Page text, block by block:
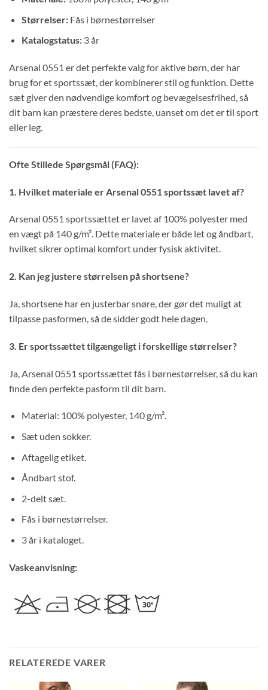
Størrelser:Fås i børnestørrelser
Katalogstatus:3 år
Arsenal 0551 er det perfekte valg for aktive børn, der har
brug for et sportssæt, der kombinerer stil og funktion. Dette
sæt giver den nødvendige komfort og bevægelsesfrihed, så
dit barn kan præstere deres bedste, uanset om det er til sport
eller leg.
Ofte Stillede Spørgsmål (FAQ):
1. Hvilket materiale er Arsenal 0551 sportssæt lavet af?
Arsenal 0551 sportssættet er lavet af 100% polyester med
en vægt på 140 g/m². Dette materiale er både let og åndbart,
hvilket sikrer optimal komfort under fysisk aktivitet.
2. Kan jeg justere størrelsen på shortsene?
Ja, shortsene har en justerbar snøre, der gør det muligt at
tilpasse pasformen, så de sidder godt hele dagen.
3. Er sportssættet tilgængeligt i forskellige størrelser?
Ja, Arsenal 0551 sportssættet fås i børnestørrelser, så du kan
finde den perfekte pasform til dit barn.
Material: 100% polyester, 140 g/m².
Sæt uden sokker.
Aftagelig etiket.
Åndbart stof.
2-delt sæt.
Fås i børnestørrelser.
3 år i kataloget.
Vaskeanvisning:
RELATEREDE VARER